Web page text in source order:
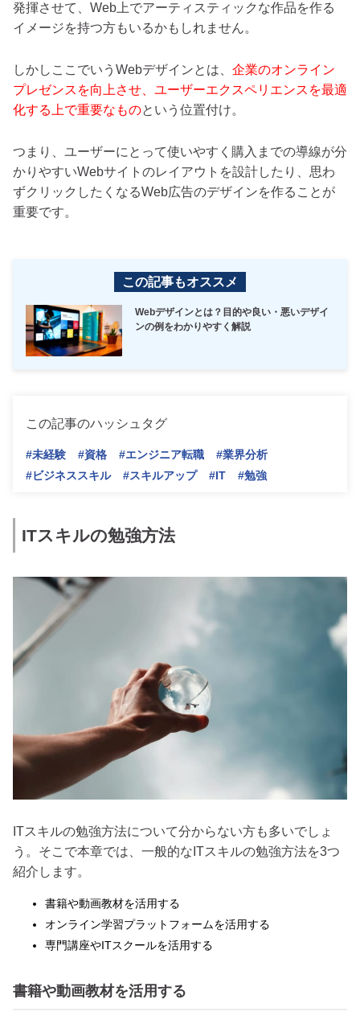
発揮させて、Web上でアーティスティックな作品を作る
イメージを持つ方もいるかもしれません。
しかしここでいうWebデザインとは、 企業のオンライン
プレゼンスを向上させ、ユーザーエクスペリエンスを最適
化する上で重要なものという位置付け。
つまり、ユーザーにとって使いやすく購入までの導線が分
かりやすいWebサイトのレイアウトを設計したり、思わ
ずクリックしたくなるWeb広告のデザインを作ることが
重要です。
この記事もオススメ
Webデザインとは？目的や良い・悪いデザイ
ンの例をわかりやすく解説
この記事のハッシュタグ
#未経験 #資格 #エンジニア転職
#業界分析
#ビジネススキル
#スキルアップ #IT #勉強
ITスキルの勉強方法
ITスキルの勉強方法について分からない方も多いでしょ
う。そこで本章では、一般的なITスキルの勉強方法を3つ
紹介します。
書籍や動画教材を活用する
オンライン学習プラットフォームを活用する
専門講座やITスクールを活用する
書籍や動画教材を活用する